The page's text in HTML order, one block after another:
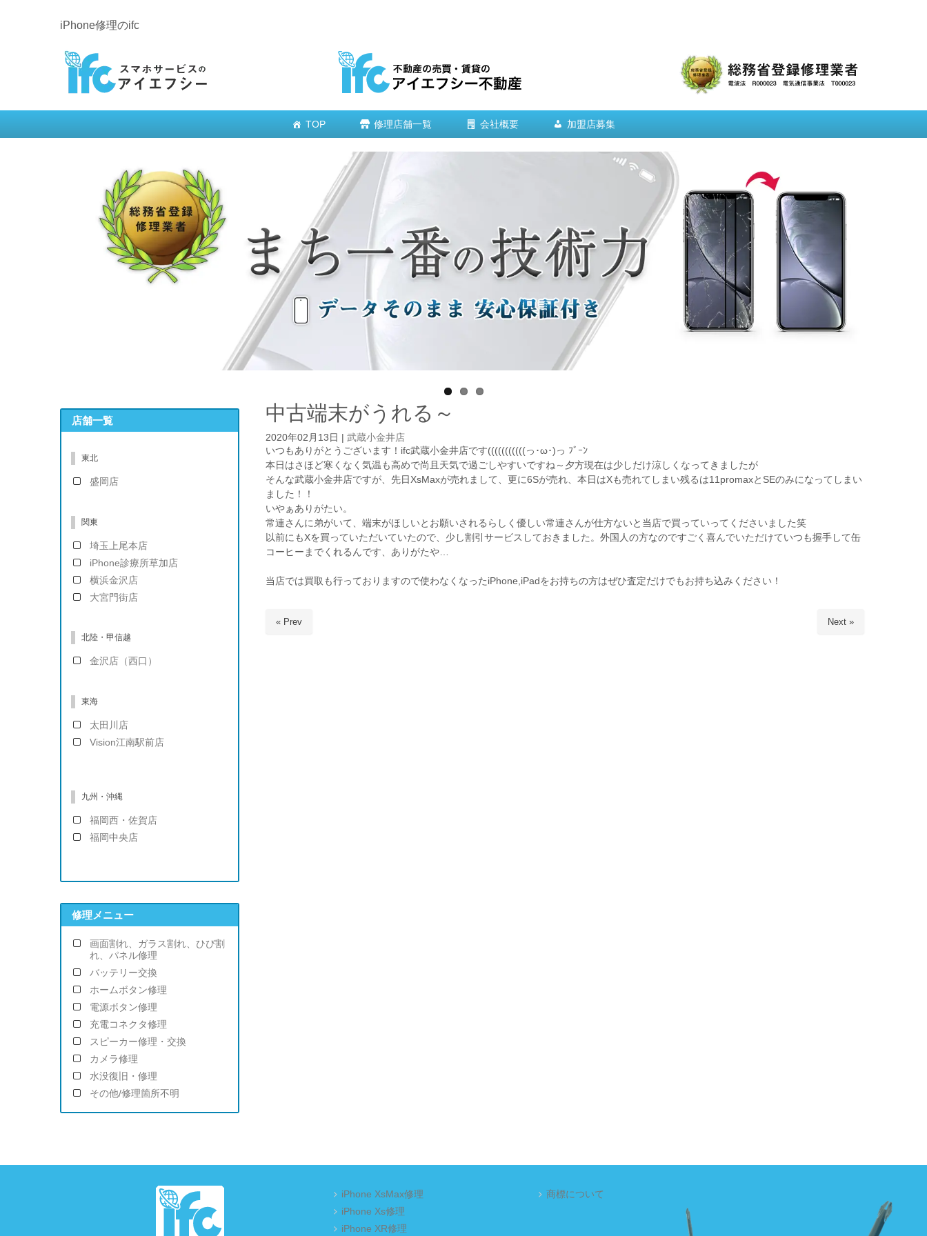
iPhone修理のifc
TOP 修理店舗一覧 会社概要 加盟店募集
中古端末がうれる～
2020年02月13日
武蔵小金井店
いつもありがとうございます！ifc武蔵小金井店です(((((((((((っ･ω･)っ ﾌﾞｰﾝ
本日はさほど寒くなく気温も高めで尚且天気で過ごしやすいですね～夕方現在は少しだけ涼しくなってきましたが
そんな武蔵小金井店ですが、先日XsMaxが売れまして、更に6Sが売れ、本日はXも売れてしまい残るは11promaxとSEのみになってしまい
ました！！
いやぁありがたい。
常連さんに弟がいて、端末がほしいとお願いされるらしく優しい常連さんが仕方ないと当店で買っていってくださいました笑
以前にもXを買っていただいていたので、少し割引サービスしておきました。外国人の方なのですごく喜んでいただけていつも握手して缶
コーヒーまでくれるんです、ありがたや…
当店では買取も行っておりますので使わなくなったiPhone,iPadをお持ちの方はぜひ査定だけでもお持ち込みください！
« Prev Next »
店舗一覧
東北
盛岡店
関東
埼玉上尾本店
iPhone診療所草加店
横浜金沢店
大宮門街店
北陸・甲信越
金沢店（西口）
東海
太田川店
Vision江南駅前店
九州・沖縄
福岡西・佐賀店
福岡中央店
修理メニュー
画面割れ、ガラス割れ、ひび割
れ、パネル修理
バッテリー交換
ホームボタン修理
電源ボタン修理
充電コネクタ修理
スピーカー修理・交換
カメラ修理
水没復旧・修理
その他/修理箇所不明
iPhone XsMax修理
iPhone Xs修理
iPhone XR修理
商標について